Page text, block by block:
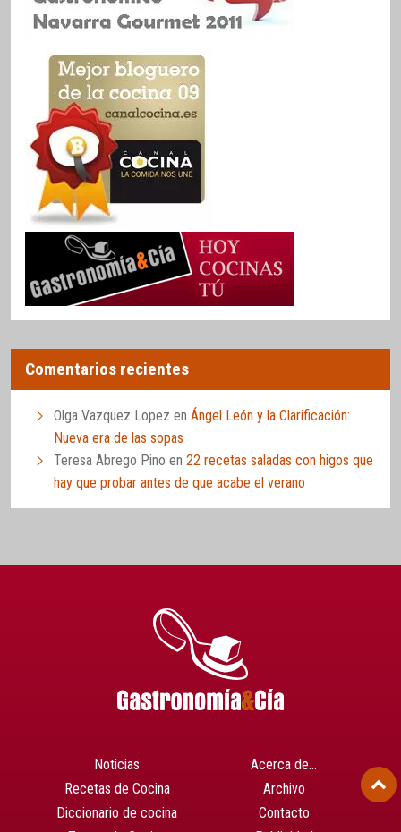
Comentarios recientes
Olga Vazquez Lopez en Ángel León y la Clarificación:
Nueva era de las sopas
Teresa Abrego Pino en 22 recetas saladas con higos que
hay que probar antes de que acabe el verano
Noticias
Recetas de Cocina
Diccionario de cocina
Acerca de…
Archivo
Contacto